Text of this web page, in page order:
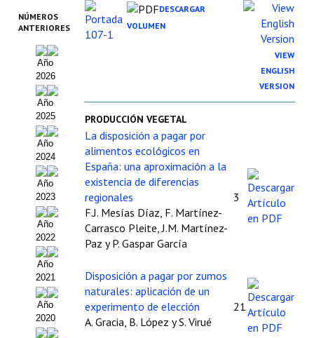
Cincuentenario AIDA
Organigrama
Estatutos
Hacerse socio
Noticias
Galería de Fotos
Web AIDA 2.0
REVISTA ITEA
Presentación ITEA
Equipo Editorial
Leer revista ITEA
NÚMEROS
ANTERIORES
Año
2026
Año
2025
Año
2024
Año
2023
Año
2022
Año
2021
Año
2020
DESCARGAR
VOLUMEN
VIEW
ENGLISH
VERSION
PRODUCCIÓN VEGETAL
La disposición a pagar por
alimentos ecológicos en
España: una aproximación a la
existencia de diferencias
regionales
F.J. Mesías Díaz, F. Martínez-
Carrasco Pleite, J.M. Martínez-
Paz y P. Gaspar García
3
Disposición a pagar por zumos
naturales: aplicación de un
experimento de elección
A. Gracia, B. López y S. Virué
21